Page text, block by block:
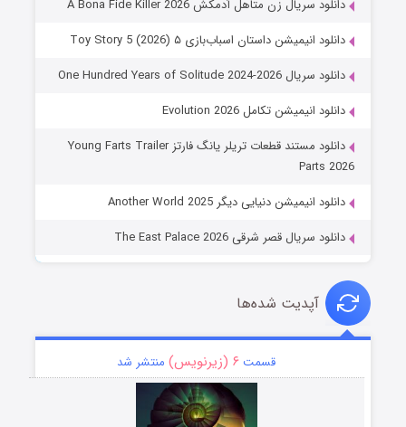
دانلود سریال زن متاهل آدمکش A Bona Fide Killer 2026
دانلود انیمیشن داستان اسباب‌بازی ۵ Toy Story 5 (2026)
دانلود سریال One Hundred Years of Solitude 2024-2026
دانلود انیمیشن تکامل Evolution 2026
دانلود مستند قطعات تریلر یانگ فارتز Young Farts Trailer
Parts 2026
دانلود انیمیشن دنیایی دیگر Another World 2025
دانلود سریال قصر شرقی The East Palace 2026
آپدیت شده‌ها
قسمت ۶ (زیرنویس) منتشر شد